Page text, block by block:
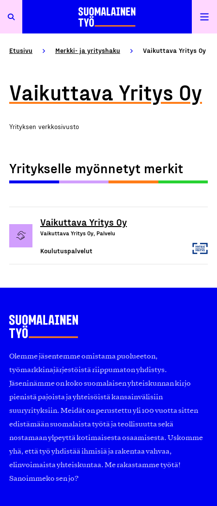
Etusivu Merkki- ja yrityshaku Vaikuttava Yritys Oy
Vaikuttava Yritys Oy
Yrityksen verkkosivusto
Yritykselle myönnetyt merkit
Vaikuttava Yritys Oy
Vaikuttava Yritys Oy, Palvelu
Koulutuspalvelut
Olemme jäsentemme omistama puolueeton,
työmarkkinajärjestöistä riippumaton yhdistys.
Jäseninämme on koko suomalaisen yhteiskunnan kirjo
pienistä pajoista ja yhteisöistä kansainvälisiin
suuryrityksiin. Meidät on perustettu yli 100 vuotta sitten
edistämään suomalaista työtä ja teollisuutta sekä
nostamaan ylpeyttä kotimaisesta osaamisesta. Uskomme
yhä, että työ yhdistää ihmisiä ja rakentaa vahvaa,
elinvoimaista yhteiskuntaa. Me rakastamme työtä!
Sanoimmeko sen jo?